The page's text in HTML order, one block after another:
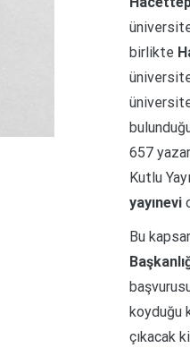
birlikte
657
Kutlu
yayınevi
Bu
koyduğu
çıkacak